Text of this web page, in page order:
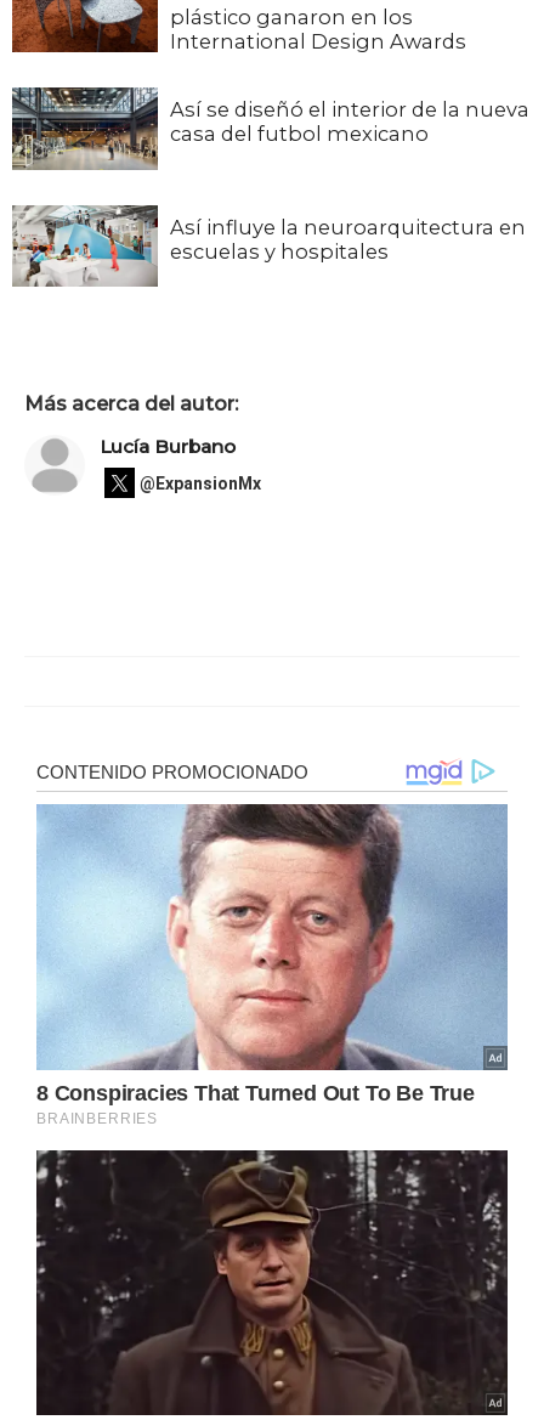
plástico ganaron en los
International Design Awards
Así se diseñó el interior de la nueva
casa del futbol mexicano
Así influye la neuroarquitectura en
escuelas y hospitales
Más acerca del autor:
Lucía Burbano
@ExpansionMx